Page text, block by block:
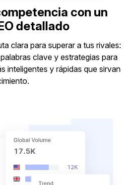
con un
detallado
clara para superar a tus rivales:
clave y estrategias para
inteligentes y rápidas que sirvan